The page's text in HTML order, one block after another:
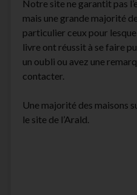
Notre site ne garantit pas
mais une grande majorité
particulier ceux pour
livre ont réussit à se faire
un oubli ou avez une
contacter.
Une majorité des maisons
le site de l’Arald.